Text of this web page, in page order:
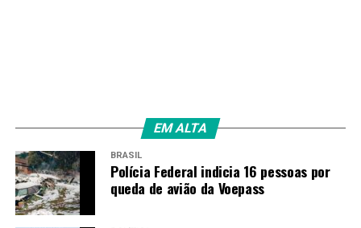
EM ALTA
BRASIL
Polícia Federal indicia 16 pessoas por
queda de avião da Voepass